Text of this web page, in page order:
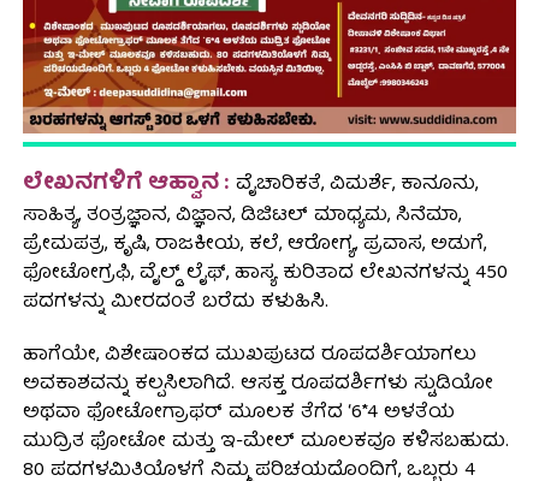
ಲೇಖನಗಳಿಗೆ ಆಹ್ವಾನ : ವೈಚಾರಿಕತೆ, ವಿಮರ್ಶೆ, ಕಾನೂನು,
ಸಾಹಿತ್ಯ, ತಂತ್ರಜ್ಞಾನ, ವಿಜ್ಞಾನ, ಡಿಜಿಟಲ್ ಮಾಧ್ಯಮ, ಸಿನೆಮಾ,
ಪ್ರೇಮಪತ್ರ, ಕೃಷಿ, ರಾಜಕೀಯ, ಕಲೆ, ಆರೋಗ್ಯ, ಪ್ರವಾಸ, ಅಡುಗೆ,
ಫೋಟೋಗ್ರಫಿ, ವೈಲ್ಡ್ ಲೈಫ್, ಹಾಸ್ಯ ಕುರಿತಾದ ಲೇಖನಗಳನ್ನು 450
ಪದಗಳನ್ನು ಮೀರದಂತೆ ಬರೆದು ಕಳುಹಿಸಿ.
ಹಾಗೆಯೇ, ವಿಶೇಷಾಂಕದ ಮುಖಪುಟದ ರೂಪದರ್ಶಿಯಾಗಲು
ಅವಕಾಶವನ್ನು ಕಲ್ಪಸಿಲಾಗಿದೆ. ಆಸಕ್ತ ರೂಪದರ್ಶಿಗಳು ಸ್ಟುಡಿಯೋ
ಅಥವಾ ಫೋಟೋಗ್ರಾಫರ್ ಮೂಲಕ ತೆಗೆದ ‘6*4 ಅಳತೆಯ
ಮುದ್ರಿತ ಫೋಟೋ ಮತ್ತು ಇ-ಮೇಲ್ ಮೂಲಕವೂ ಕಳಿಸಬಹುದು.
80 ಪದಗಳಮಿತಿಯೊಳಗೆ ನಿಮ್ಮ ಪರಿಚಯದೊಂದಿಗೆ, ಒಬ್ಬರು 4